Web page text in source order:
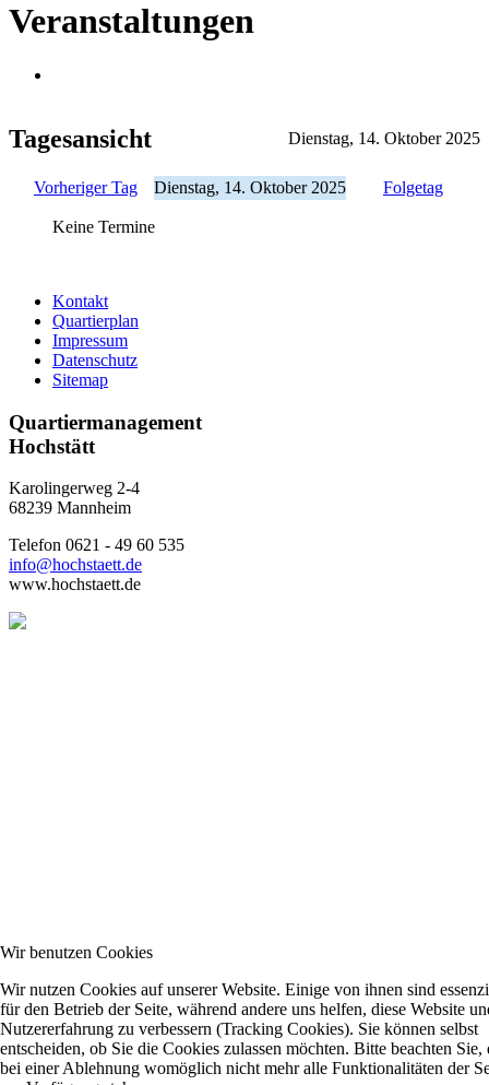
Veranstaltungen
Tagesansicht Dienstag, 14. Oktober 2025
Vorheriger Tag Dienstag, 14. Oktober 2025 Folgetag
Keine Termine
Kontakt
Quartierplan
Impressum
Datenschutz
Sitemap
Quartiermanagement
Hochstätt
Karolingerweg 2-4
68239 Mannheim
Telefon 0621 - 49 60 535
info@hochstaett.de
www.hochstaett.de
Wir benutzen Cookies
Wir nutzen Cookies auf unserer Website. Einige von ihnen sind
für den Betrieb der Seite, während andere uns helfen, diese Website
Nutzererfahrung zu verbessern (Tracking Cookies). Sie können selbst
entscheiden, ob Sie die Cookies zulassen möchten. Bitte beachten Sie,
bei einer Ablehnung womöglich nicht mehr alle Funktionalitäten der